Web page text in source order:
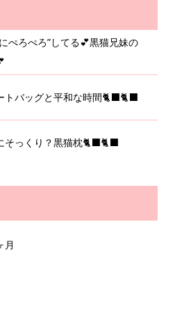
ぺろぺろ”してる💕黒猫兄妹の
トバッグと平和な時間🐈‍⬛🐈‍⬛
そっくり？黒猫枕🐈‍⬛🐈‍⬛
月